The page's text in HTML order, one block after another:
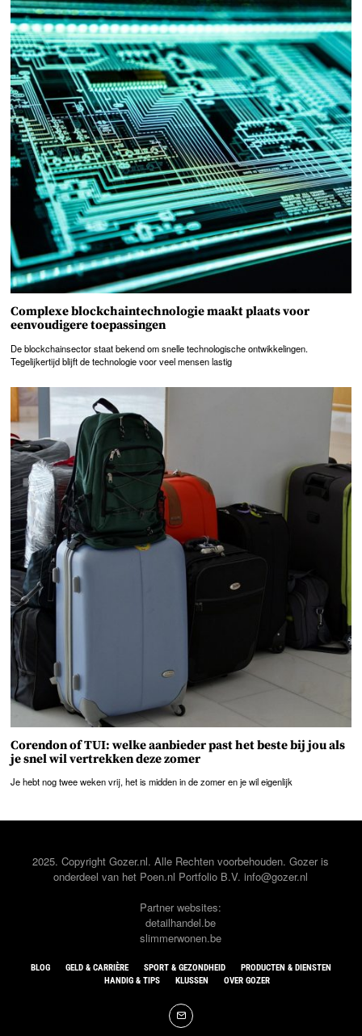
Complexe blockchaintechnologie maakt plaats voor
eenvoudigere toepassingen
De blockchainsector staat bekend om snelle technologische ontwikkelingen.
Tegelijkertijd blijft de technologie voor veel mensen lastig
Corendon of TUI: welke aanbieder past het beste bij jou als
je snel wil vertrekken deze zomer
Je hebt nog twee weken vrij, het is midden in de zomer en je wil eigenlijk
2025. Copyright Gozer.nl. Alle Rechten voorbehouden. Gozer is
onderdeel van het Poen.nl Portfolio B.V. info@gozer.nl
Partner websites:
detailhandel.be
slimmerwonen.be
BLOG GELD & CARRIÈRE SPORT & GEZONDHEID
PRODUCTEN & DIENSTEN
HANDIG & TIPS
KLUSSEN OVER GOZER